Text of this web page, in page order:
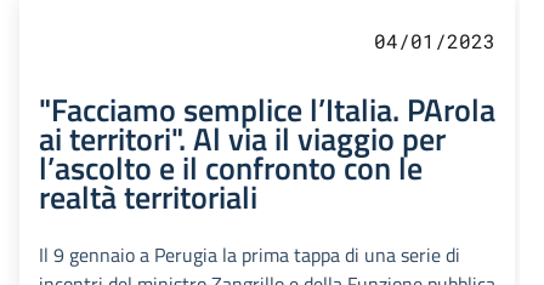
04/01/2023
"Facciamo semplice l’Italia. PArola
ai territori". Al via il viaggio per
l’ascolto e il confronto con le
realtà territoriali
Il 9 gennaio a Perugia la prima tappa di una serie di